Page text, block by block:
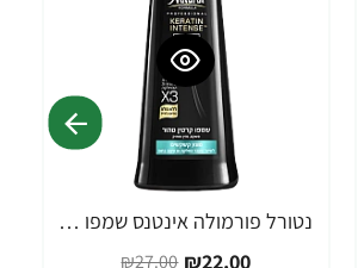
-19%
נטורל פורמולה אינטנס שמפו קרטין טהור מונע קשקשים 400 מ"ל - מבית NATURAL FORMULA
₪22.00
₪27.00